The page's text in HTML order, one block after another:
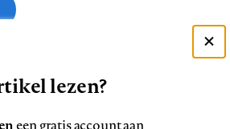
lezen?
een gratis account aan